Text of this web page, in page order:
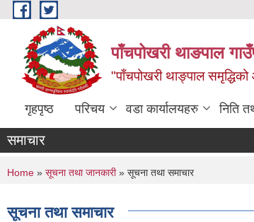
Skip to main content
पाँचपोखरी थाङपाल
"पाँचपोखरी थाङ्पाल
गृहपृष्ठ परिचय वडा कार्यालयहरु निति
समाचार
You are here
Home » सूचना तथा जानकारी» सूचना तथा समाचार
सूचना तथा समाचार